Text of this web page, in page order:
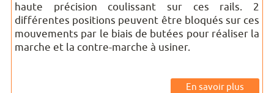
haute précision coulissant sur ces rails. 2
différentes positions peuvent être bloqués sur ces
mouvements par le biais de butées pour réaliser la
marche et la contre-marche à usiner.
En savoir plus